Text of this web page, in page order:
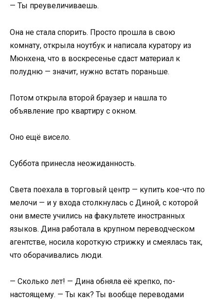
— Ты преувеличиваешь.
Она не стала спорить. Просто прошла в свою
комнату, открыла ноутбук и написала куратору из
Мюнхена, что в воскресенье сдаст материал к
полудню — значит, нужно встать пораньше.
Потом открыла второй браузер и нашла то
объявление про квартиру с окном.
Оно ещё висело.
Суббота принесла неожиданность.
Света поехала в торговый центр — купить кое-что по
мелочи — и у входа столкнулась с Диной, с которой
они вместе учились на факультете иностранных
языков. Дина работала в крупном переводческом
агентстве, носила короткую стрижку и смеялась так,
что оборачивались люди.
— Сколько лет! — Дина обняла её крепко, по-
настоящему. — Ты как? Ты вообще переводами